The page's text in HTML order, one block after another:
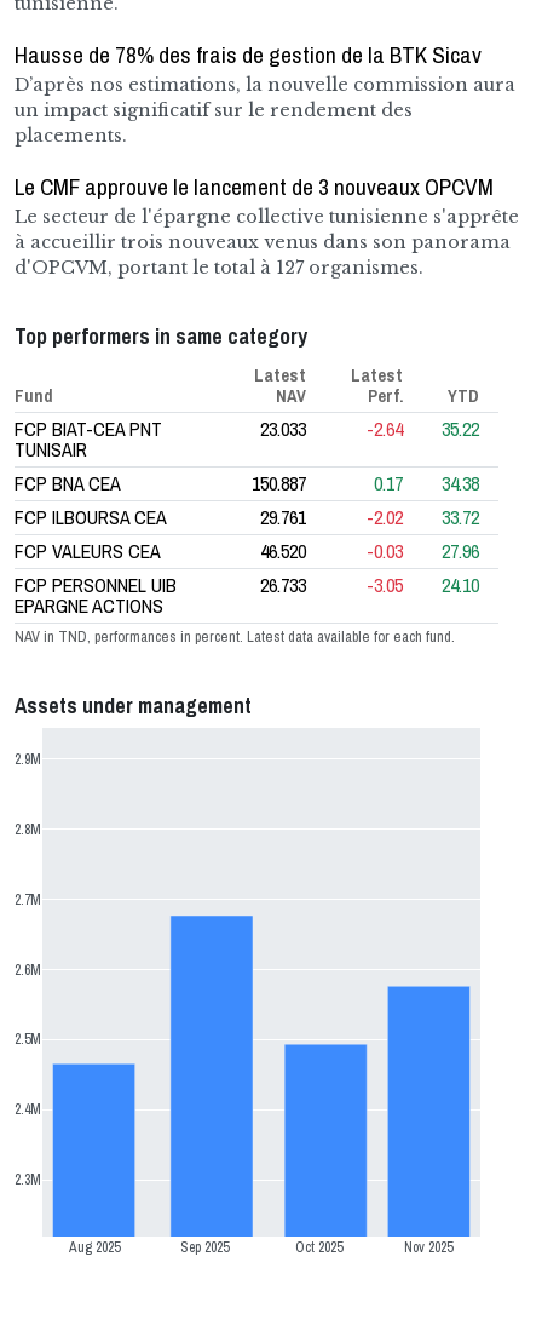
Hausse de 78% des frais de gestion de la BTK Sicav
D’après nos estimations, la nouvelle commission aura
un impact significatif sur le rendement des
placements.
Le CMF approuve le lancement de 3 nouveaux OPCVM
Le secteur de l'épargne collective tunisienne s'apprête
à accueillir trois nouveaux venus dans son panorama
d'OPCVM, portant le total à 127 organismes.
Top performers in same category
NAV in TND, performances in percent. Latest data available for each fund.
Fund
Latest
NAV
Latest
Perf.
YTD
FCP BIAT-CEA PNT
TUNISAIR
23.033 -2.64 35.22
FCP BNA CEA 150.887 0.17
34.38
FCP ILBOURSA CEA
29.761 -2.02
33.72
FCP VALEURS CEA
46.520 -0.03
27.96
FCP PERSONNEL UIB
EPARGNE ACTIONS
26.733 -3.05 24.10
Assets under management
Aug 2025 Sep 2025 Oct 2025 Nov 2025
2.3M
2.4M
2.5M
2.6M
2.7M
2.8M
2.9M